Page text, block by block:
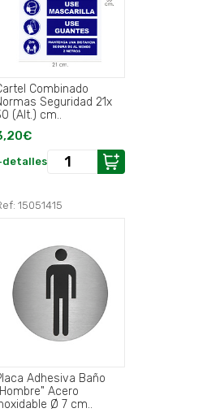
Combinado
Seguridad 21x
(Alt.) cm..
15051415
Adhesiva Baño
Acero
Ø 7 cm..